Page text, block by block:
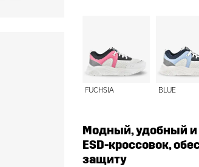
FUCHSIA BLUE
Модный, удобный
ESD-кроссовок,
защиту